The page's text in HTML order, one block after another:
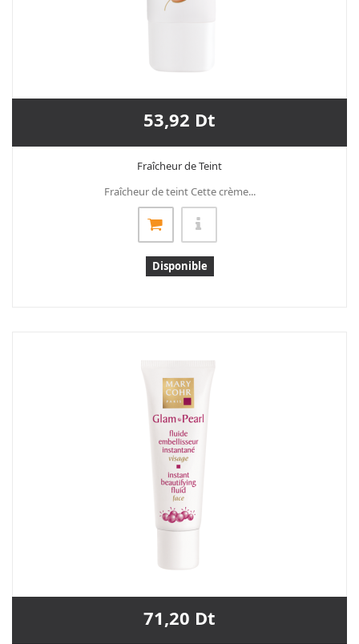
53,92 Dt
Fraîcheur de Teint
Fraîcheur de teint Cette crème...
Disponible
71,20 Dt